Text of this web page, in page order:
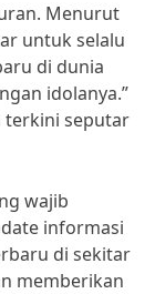
Menurut
untuk selalu
di dunia
idolanya.”
terkini seputar
wajib
informasi
di sekitar
memberikan